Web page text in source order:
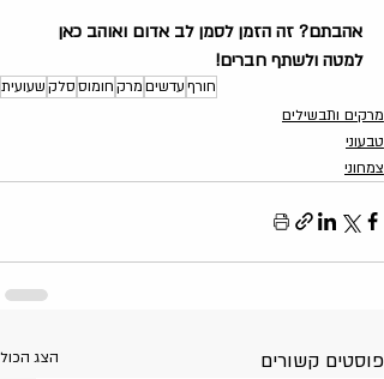
אהבתם? זה הזמן לסמן לב אדום ואוהב כאן
למטה ולשתף חברים!
חורףעדשיםמרקחומוססלקשעועית
מרקים ותבשילים
טבעוני
צמחוני
פוסטים קשורים הצג הכול